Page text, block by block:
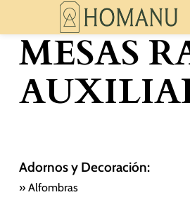
MESAS
Adornos y Decoración:
» Alfombras